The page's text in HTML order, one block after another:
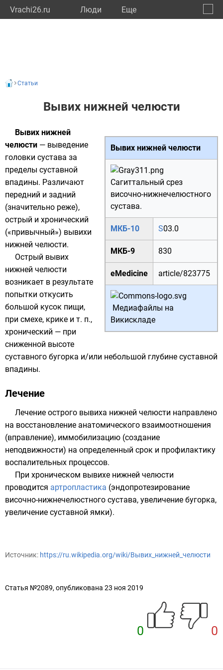
Vrachi26.ru Люди Eще
Статьи
Вывих нижней челюсти
Вывих нижней челюсти
Сагиттальный срез
височно-нижнечелюстного
сустава.
МКБ-10 S03.0
МКБ-9 830
eMedicine article/823775
Медиафайлы на
Викискладе
Вывих нижней
челюсти — выведение
головки сустава за
пределы суставной
впадины. Различают
передний и задний
(значительно реже),
острый и хронический
(«привычный») вывихи
нижней челюсти.
Острый вывих
нижней челюсти
возникает в результате
попытки откусить
большой кусок пищи,
при смехе, крике и т. п.,
хронический — при
сниженной высоте
суставного бугорка и/или небольшой глубине суставной
впадины.
Лечение
Лечение острого вывиха нижней челюсти направлено
на восстановление анатомического взаимоотношения
(вправление), иммобилизацию (создание
неподвижности) на определенный срок и профилактику
воспалительных процессов.
При хроническом вывихе нижней челюсти
проводится артропластика (эндопротезирование
височно-нижнечелюстного сустава, увеличение бугорка,
увеличение суставной ямки).
Источник: https://ru.wikipedia.org/wiki/Вывих_нижней_челюсти
Статья №2089, опубликована 23 ноя 2019
0 0